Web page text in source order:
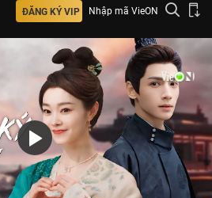
ĐĂNG KÝ VIP Nhập mã VieON